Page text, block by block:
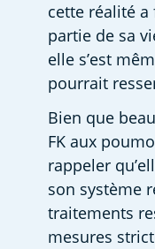
cette réalité
partie de sa
elle s’est
pourrait
Bien que
FK aux
rappeler
son système
traitements
mesures